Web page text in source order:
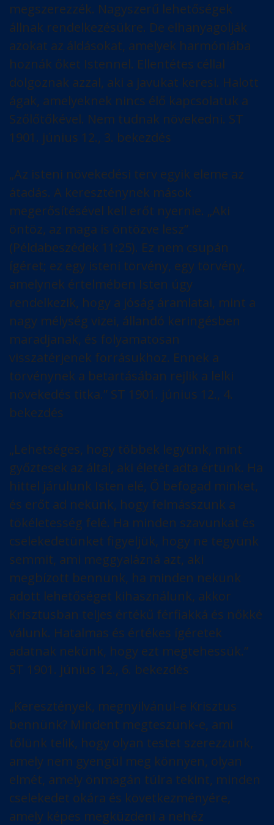
megszerezzék. Nagyszerű lehetőségek
állnak rendelkezésükre. De elhanyagolják
azokat az áldásokat, amelyek harmóniába
hoznák őket Istennel. Ellentétes céllal
dolgoznak azzal, aki a javukat keresi. Halott
ágak, amelyeknek nincs élő kapcsolatuk a
Szőlőtőkével. Nem tudnak növekedni. ST
1901. június 12., 3. bekezdés
„Az isteni növekedési terv egyik eleme az
átadás. A kereszténynek mások
megerősítésével kell erőt nyernie. „Aki
öntöz, az maga is öntözve lesz”
(Példabeszédek 11:25). Ez nem csupán
ígéret; ez egy isteni törvény, egy törvény,
amelynek értelmében Isten úgy
rendelkezik, hogy a jóság áramlatai, mint a
nagy mélység vizei, állandó keringésben
maradjanak, és folyamatosan
visszatérjenek forrásukhoz. Ennek a
törvénynek a betartásában rejlik a lelki
növekedés titka.” ST 1901. június 12., 4.
bekezdés
„Lehetséges, hogy többek legyünk, mint
győztesek az által, aki életét adta értünk. Ha
hittel járulunk Isten elé, Ő befogad minket,
és erőt ad nekünk, hogy felmásszunk a
tökéletesség felé. Ha minden szavunkat és
cselekedetünket figyeljük, hogy ne tegyünk
semmit, ami meggyalázná azt, aki
megbízott bennünk, ha minden nekünk
adott lehetőséget kihasználunk, akkor
Krisztusban teljes értékű férfiakká és nőkké
válunk. Hatalmas és értékes ígéretek
adatnak nekünk, hogy ezt megtehessük.”
ST 1901. június 12., 6. bekezdés
„Keresztények, megnyilvánul-e Krisztus
bennünk? Mindent megteszünk-e, ami
tőlünk telik, hogy olyan testet szerezzünk,
amely nem gyengül meg könnyen, olyan
elmét, amely önmagán túlra tekint, minden
cselekedet okára és következményére,
amely képes megküzdeni a nehéz